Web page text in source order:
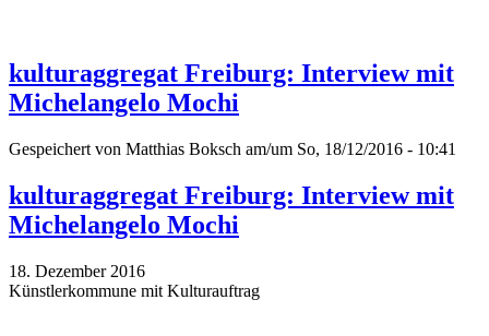
kulturaggregat Freiburg: Interview mit
Michelangelo Mochi
Gespeichert von Matthias Boksch am/um So, 18/12/2016 - 10:41
kulturaggregat Freiburg: Interview mit
Michelangelo Mochi
18. Dezember 2016
Künstlerkommune mit Kulturauftrag